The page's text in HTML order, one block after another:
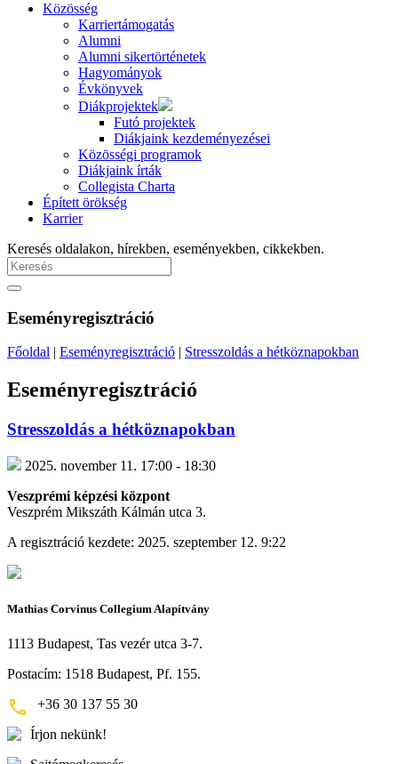
Közösség
Karriertámogatás
Alumni
Alumni sikertörténetek
Hagyományok
Évkönyvek
Diákprojektek
Futó projektek
Diákjaink kezdeményezései
Közösségi programok
Diákjaink írták
Collegista Charta
Épített örökség
Karrier
Keresés oldalakon, hírekben, eseményekben, cikkekben.
Eseményregisztráció
Főoldal | Eseményregisztráció | Stresszoldás a hétköznapokban
Eseményregisztráció
Stresszoldás a hétköznapokban
2025. november 11. 17:00 - 18:30
Veszprémi képzési központ
Veszprém Mikszáth Kálmán utca 3.
A regisztráció kezdete: 2025. szeptember 12. 9:22
Mathias Corvinus Collegium Alapítvány
1113 Budapest, Tas vezér utca 3-7.
Postacím: 1518 Budapest, Pf. 155.
+36 30 137 55 30
Írjon nekünk!